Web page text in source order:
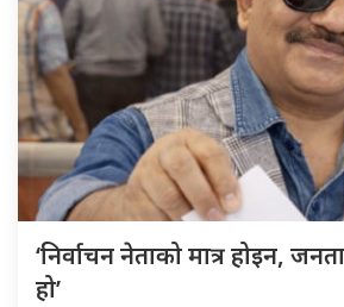
‘निर्वाचन नेताको मात्र होइन,
हो’